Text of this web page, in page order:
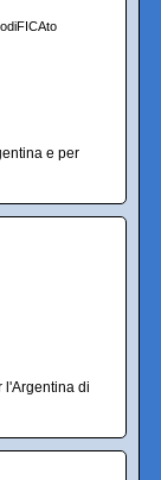
e per
l'Argentina di